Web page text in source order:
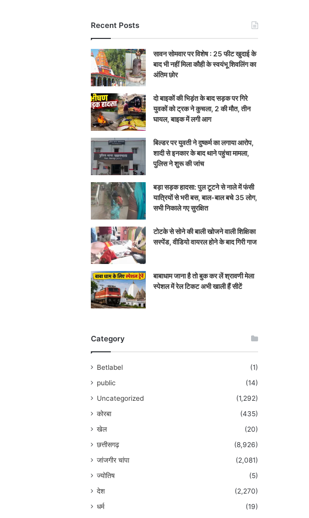
Recent Posts
सावन सोमवार पर विशेष : 25 फीट खुदाई के
बाद भी नहीं मिला कौही के स्वयंभू शिवलिंग का
अंतिम छोर
दो बाइकों की भिड़ंत के बाद सड़क पर गिरे
युवकों को ट्रक ने कुचला, 2 की मौत, तीन
घायल, बाइक में लगी आग
बिल्डर पर युवती ने दुष्कर्म का लगाया आरोप,
शादी से इनकार के बाद थाने पहुंचा मामला,
पुलिस ने शुरू की जांच
बड़ा सड़क हादसा: पुल टूटने से नाले में फंसी
यात्रियों से भरी बस, बाल-बाल बचे 35 लोग,
सभी निकाले गए सुरक्षित
टोटके से सोने की बाली खोजने वाली शिक्षिका
सस्पेंड, वीडियो वायरल होने के बाद गिरी गाज
बाबाधाम जाना है तो बुक कर लें श्रावणी मेला
स्पेशल में रेल टिकट अभी खाली हैं सीटें
Category
Betlabel
(1)
public
(14)
Uncategorized
(1,292)
कोरबा
(435)
खेल
(20)
छत्तीसगढ़
(8,926)
जांजगीर चांपा
(2,081)
ज्योतिष
(5)
देश
(2,270)
धर्म
(19)